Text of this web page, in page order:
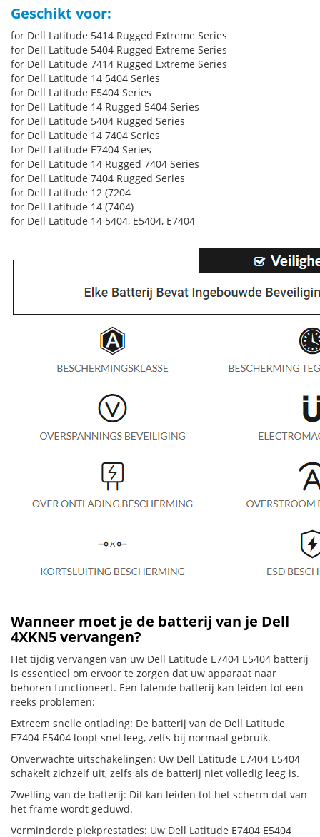
Geschikt voor:
for Dell Latitude 5414 Rugged Extreme Series
for Dell Latitude 5404 Rugged Extreme Series
for Dell Latitude 7414 Rugged Extreme Series
for Dell Latitude 14 5404 Series
for Dell Latitude E5404 Series
for Dell Latitude 14 Rugged 5404 Series
for Dell Latitude 5404 Rugged Series
for Dell Latitude 14 7404 Series
for Dell Latitude E7404 Series
for Dell Latitude 14 Rugged 7404 Series
for Dell Latitude 7404 Rugged Series
for Dell Latitude 12 (7204
for Dell Latitude 14 (7404)
for Dell Latitude 14 5404, E5404, E7404
Wanneer moet je de batterij van je Dell
4XKN5 vervangen?
Het tijdig vervangen van uw Dell Latitude E7404 E5404 batterij
is essentieel om ervoor te zorgen dat uw apparaat naar
behoren functioneert. Een falende batterij kan leiden tot een
reeks problemen:
Extreem snelle ontlading: De batterij van de Dell Latitude
E7404 E5404 loopt snel leeg, zelfs bij normaal gebruik.
Onverwachte uitschakelingen: Uw Dell Latitude E7404 E5404
schakelt zichzelf uit, zelfs als de batterij niet volledig leeg is.
Zwelling van de batterij: Dit kan leiden tot het scherm dat van
het frame wordt geduwd.
Verminderde piekprestaties: Uw Dell Latitude E7404 E5404